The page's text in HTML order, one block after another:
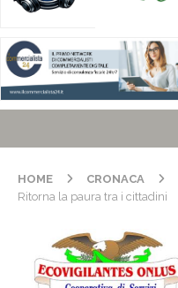
HOME CRONACA
Ritorna la paura tra i cittadini